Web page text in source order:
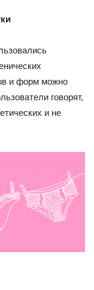
и форм можно
говорят,
и не